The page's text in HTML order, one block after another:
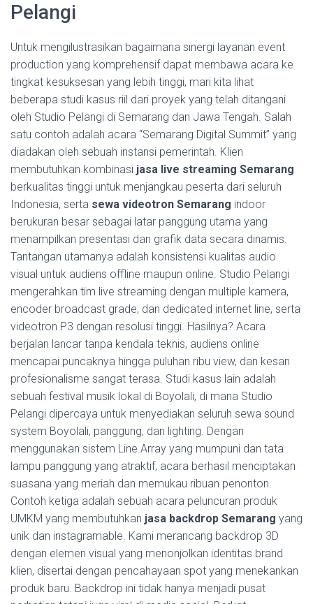
Pelangi
Untuk mengilustrasikan bagaimana sinergi layanan event
production yang komprehensif dapat membawa acara ke
tingkat kesuksesan yang lebih tinggi, mari kita lihat
beberapa studi kasus riil dari proyek yang telah ditangani
oleh Studio Pelangi di Semarang dan Jawa Tengah. Salah
satu contoh adalah acara “Semarang Digital Summit” yang
diadakan oleh sebuah instansi pemerintah. Klien
membutuhkan kombinasi jasa live streaming Semarang
berkualitas tinggi untuk menjangkau peserta dari seluruh
Indonesia, serta sewa videotron Semarang indoor
berukuran besar sebagai latar panggung utama yang
menampilkan presentasi dan grafik data secara dinamis.
Tantangan utamanya adalah konsistensi kualitas audio
visual untuk audiens offline maupun online. Studio Pelangi
mengerahkan tim live streaming dengan multiple kamera,
encoder broadcast grade, dan dedicated internet line, serta
videotron P3 dengan resolusi tinggi. Hasilnya? Acara
berjalan lancar tanpa kendala teknis, audiens online
mencapai puncaknya hingga puluhan ribu view, dan kesan
profesionalisme sangat terasa. Studi kasus lain adalah
sebuah festival musik lokal di Boyolali, di mana Studio
Pelangi dipercaya untuk menyediakan seluruh sewa sound
system Boyolali, panggung, dan lighting. Dengan
menggunakan sistem Line Array yang mumpuni dan tata
lampu panggung yang atraktif, acara berhasil menciptakan
suasana yang meriah dan memukau ribuan penonton.
Contoh ketiga adalah sebuah acara peluncuran produk
UMKM yang membutuhkan jasa backdrop Semarang yang
unik dan instagramable. Kami merancang backdrop 3D
dengan elemen visual yang menonjolkan identitas brand
klien, disertai dengan pencahayaan spot yang menekankan
produk baru. Backdrop ini tidak hanya menjadi pusat